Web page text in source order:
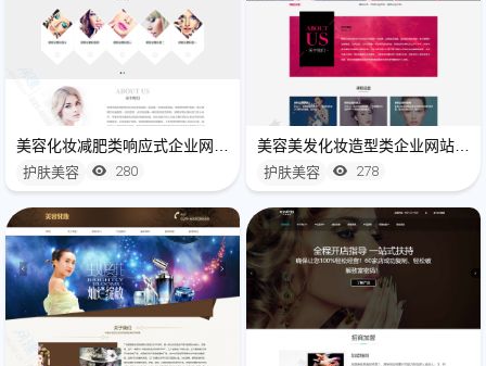
护肤美容 280 护肤美容 278